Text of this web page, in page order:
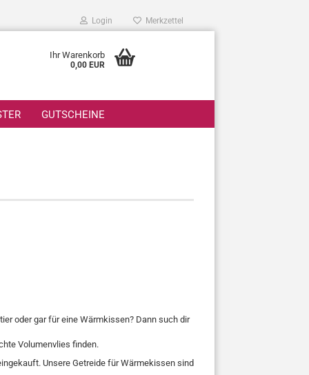
Login Merkzettel
Ihr Warenkorb
0,00 EUR
GUTSCHEINE
oder gar für eine Wärmkissen? Dann such dir
Volumenvlies finden.
Unsere Getreide für Wärmekissen sind